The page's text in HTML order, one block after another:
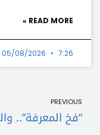
READ MORE »
05/08/2026 7:26 م
PREVIOUS